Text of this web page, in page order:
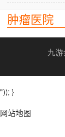
肿瘤医院
九
")); }
网站地图